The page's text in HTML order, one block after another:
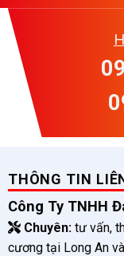
THÔNG TIN
Công Ty TNHH
Chuyên:tư vấn,
cương tại Long An